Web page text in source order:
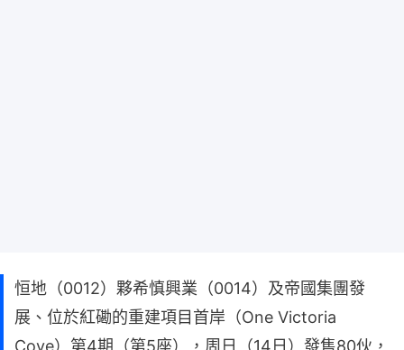
恒地（0012）夥希慎興業（0014）及帝國集團發
展、位於紅磡的重建項目首岸（One Victoria
Cove）第4期（第5座），周日（14日）發售80伙，